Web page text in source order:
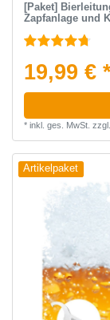
[Paket]
Zapfanlage und
19,99 €
* inkl. ges. MwSt. zzgl.
Artikelpaket